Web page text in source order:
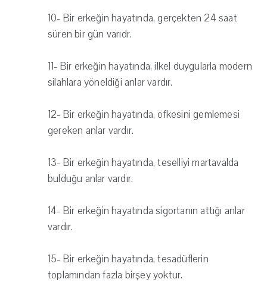
10- Bir erkeğin hayatında, gerçekten 24 saat
süren bir gün varıdr.
11- Bir erkeğin hayatında, ilkel duygularla modern
silahlara yöneldiği anlar vardır.
12- Bir erkeğin hayatında, öfkesini gemlemesi
gereken anlar vardır.
13- Bir erkeğin hayatında, teselliyi martavalda
bulduğu anlar vardır.
14- Bir erkeğin hayatında sigortanın attığı anlar
vardır.
15- Bir erkeğin hayatında, tesadüflerin
toplamından fazla birşey yoktur.